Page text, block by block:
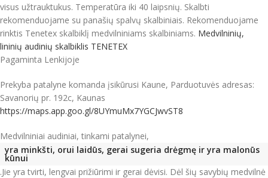
visus užtrauktukus. Temperatūra iki 40 laipsnių. Skalbti
rekomenduojame su panašių spalvų skalbiniais. Rekomenduojame
rinktis Tenetex skalbiklį medvilniniams skalbiniams. Medvilninių,
lininių audinių skalbiklis TENETEX
Pagaminta Lenkijoje
Prekyba patalyne komanda įsikūrusi Kaune, Parduotuvės adresas:
Savanorių pr. 192c, Kaunas
https://maps.app.goo.gl/8UYmuMx7YGCJwvST8
Medvilniniai audiniai, tinkami patalynei,
yra minkšti, orui laidūs, gerai sugeria drėgmę ir yra malonūs
kūnui
.Jie yra tvirti, lengvai prižiūrimi ir gerai dėvisi. Dėl šių savybių medvilnė